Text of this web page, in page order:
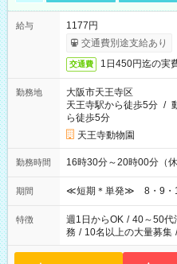
給与
1177円
交通費別途支給あり
交通費 1日450円迄の実
勤務地
大阪市天王寺区
天王寺駅から徒歩5分 /
ら徒歩5分
天王寺動物園
勤務時間 16時30分～20時00分（
期間 ≪短期＊単発≫ 8・9・
特徴 週1日からOK / 40～50代
務 / 10名以上の大量募集 /